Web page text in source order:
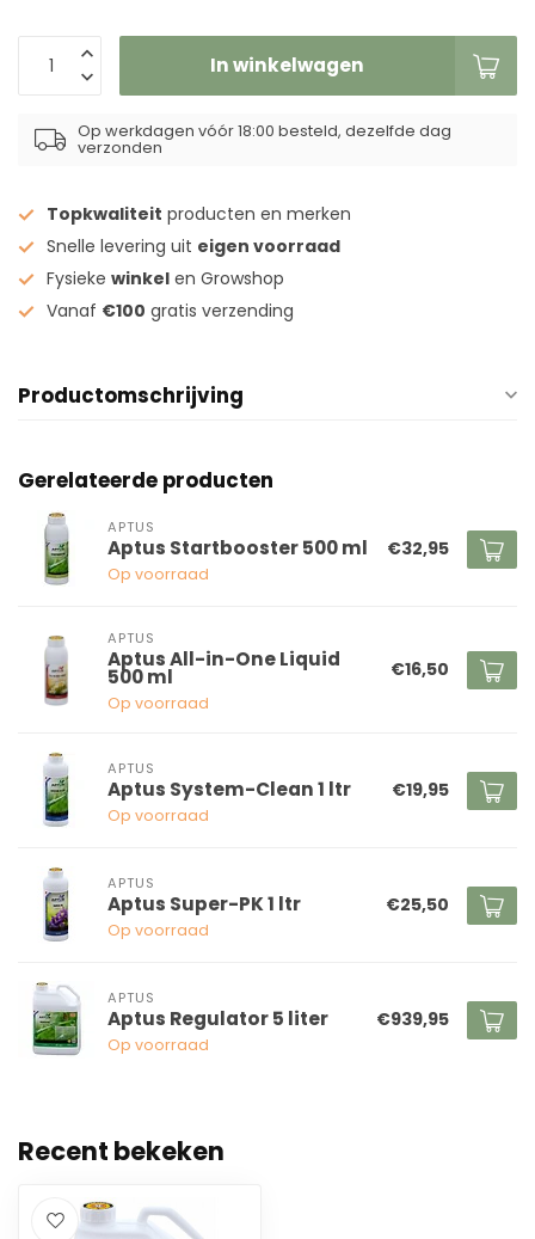
In winkelwagen
Op werkdagen vóór 18:00 besteld, dezelfde dag
verzonden
Topkwaliteit producten en merken
Snelle levering uit eigen voorraad
Fysieke winkel en Growshop
Vanaf €100 gratis verzending
Productomschrijving
Gerelateerde producten
APTUS
Aptus Startbooster 500 ml
Op voorraad
€32,95
APTUS
Aptus All-in-One Liquid
500 ml
Op voorraad
€16,50
APTUS
Aptus System-Clean 1 ltr
Op voorraad
€19,95
APTUS
Aptus Super-PK 1 ltr
Op voorraad
€25,50
APTUS
Aptus Regulator 5 liter
Op voorraad
€939,95
Recent bekeken